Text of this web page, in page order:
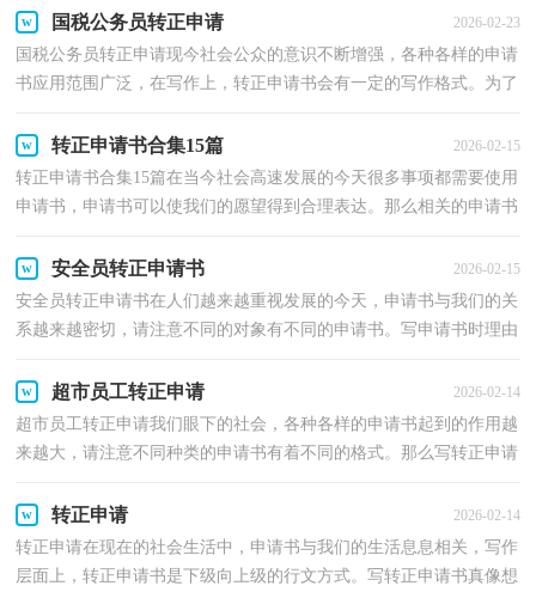
国税公务员转正申请 2026-02-23
国税公务员转正申请现今社会公众的意识不断增强，各种各样的申请
书应用范围广泛，在写作上，转正申请书会有一定的写作格式。为了
转正申请书合集15篇 2026-02-15
转正申请书合集15篇在当今社会高速发展的今天很多事项都需要使用
申请书，申请书可以使我们的愿望得到合理表达。那么相关的申请书
安全员转正申请书 2026-02-15
安全员转正申请书在人们越来越重视发展的今天，申请书与我们的关
系越来越密切，请注意不同的对象有不同的申请书。写申请书时理由
超市员工转正申请 2026-02-14
超市员工转正申请我们眼下的社会，各种各样的申请书起到的作用越
来越大，请注意不同种类的申请书有着不同的格式。那么写转正申请
转正申请 2026-02-14
转正申请在现在的社会生活中，申请书与我们的生活息息相关，写作
层面上，转正申请书是下级向上级的行文方式。写转正申请书真像想